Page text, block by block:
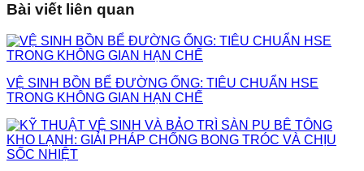
Bài viết liên quan
VỆ SINH BỒN BỂ ĐƯỜNG ỐNG: TIÊU CHUẨN HSE
TRONG KHÔNG GIAN HẠN CHẾ